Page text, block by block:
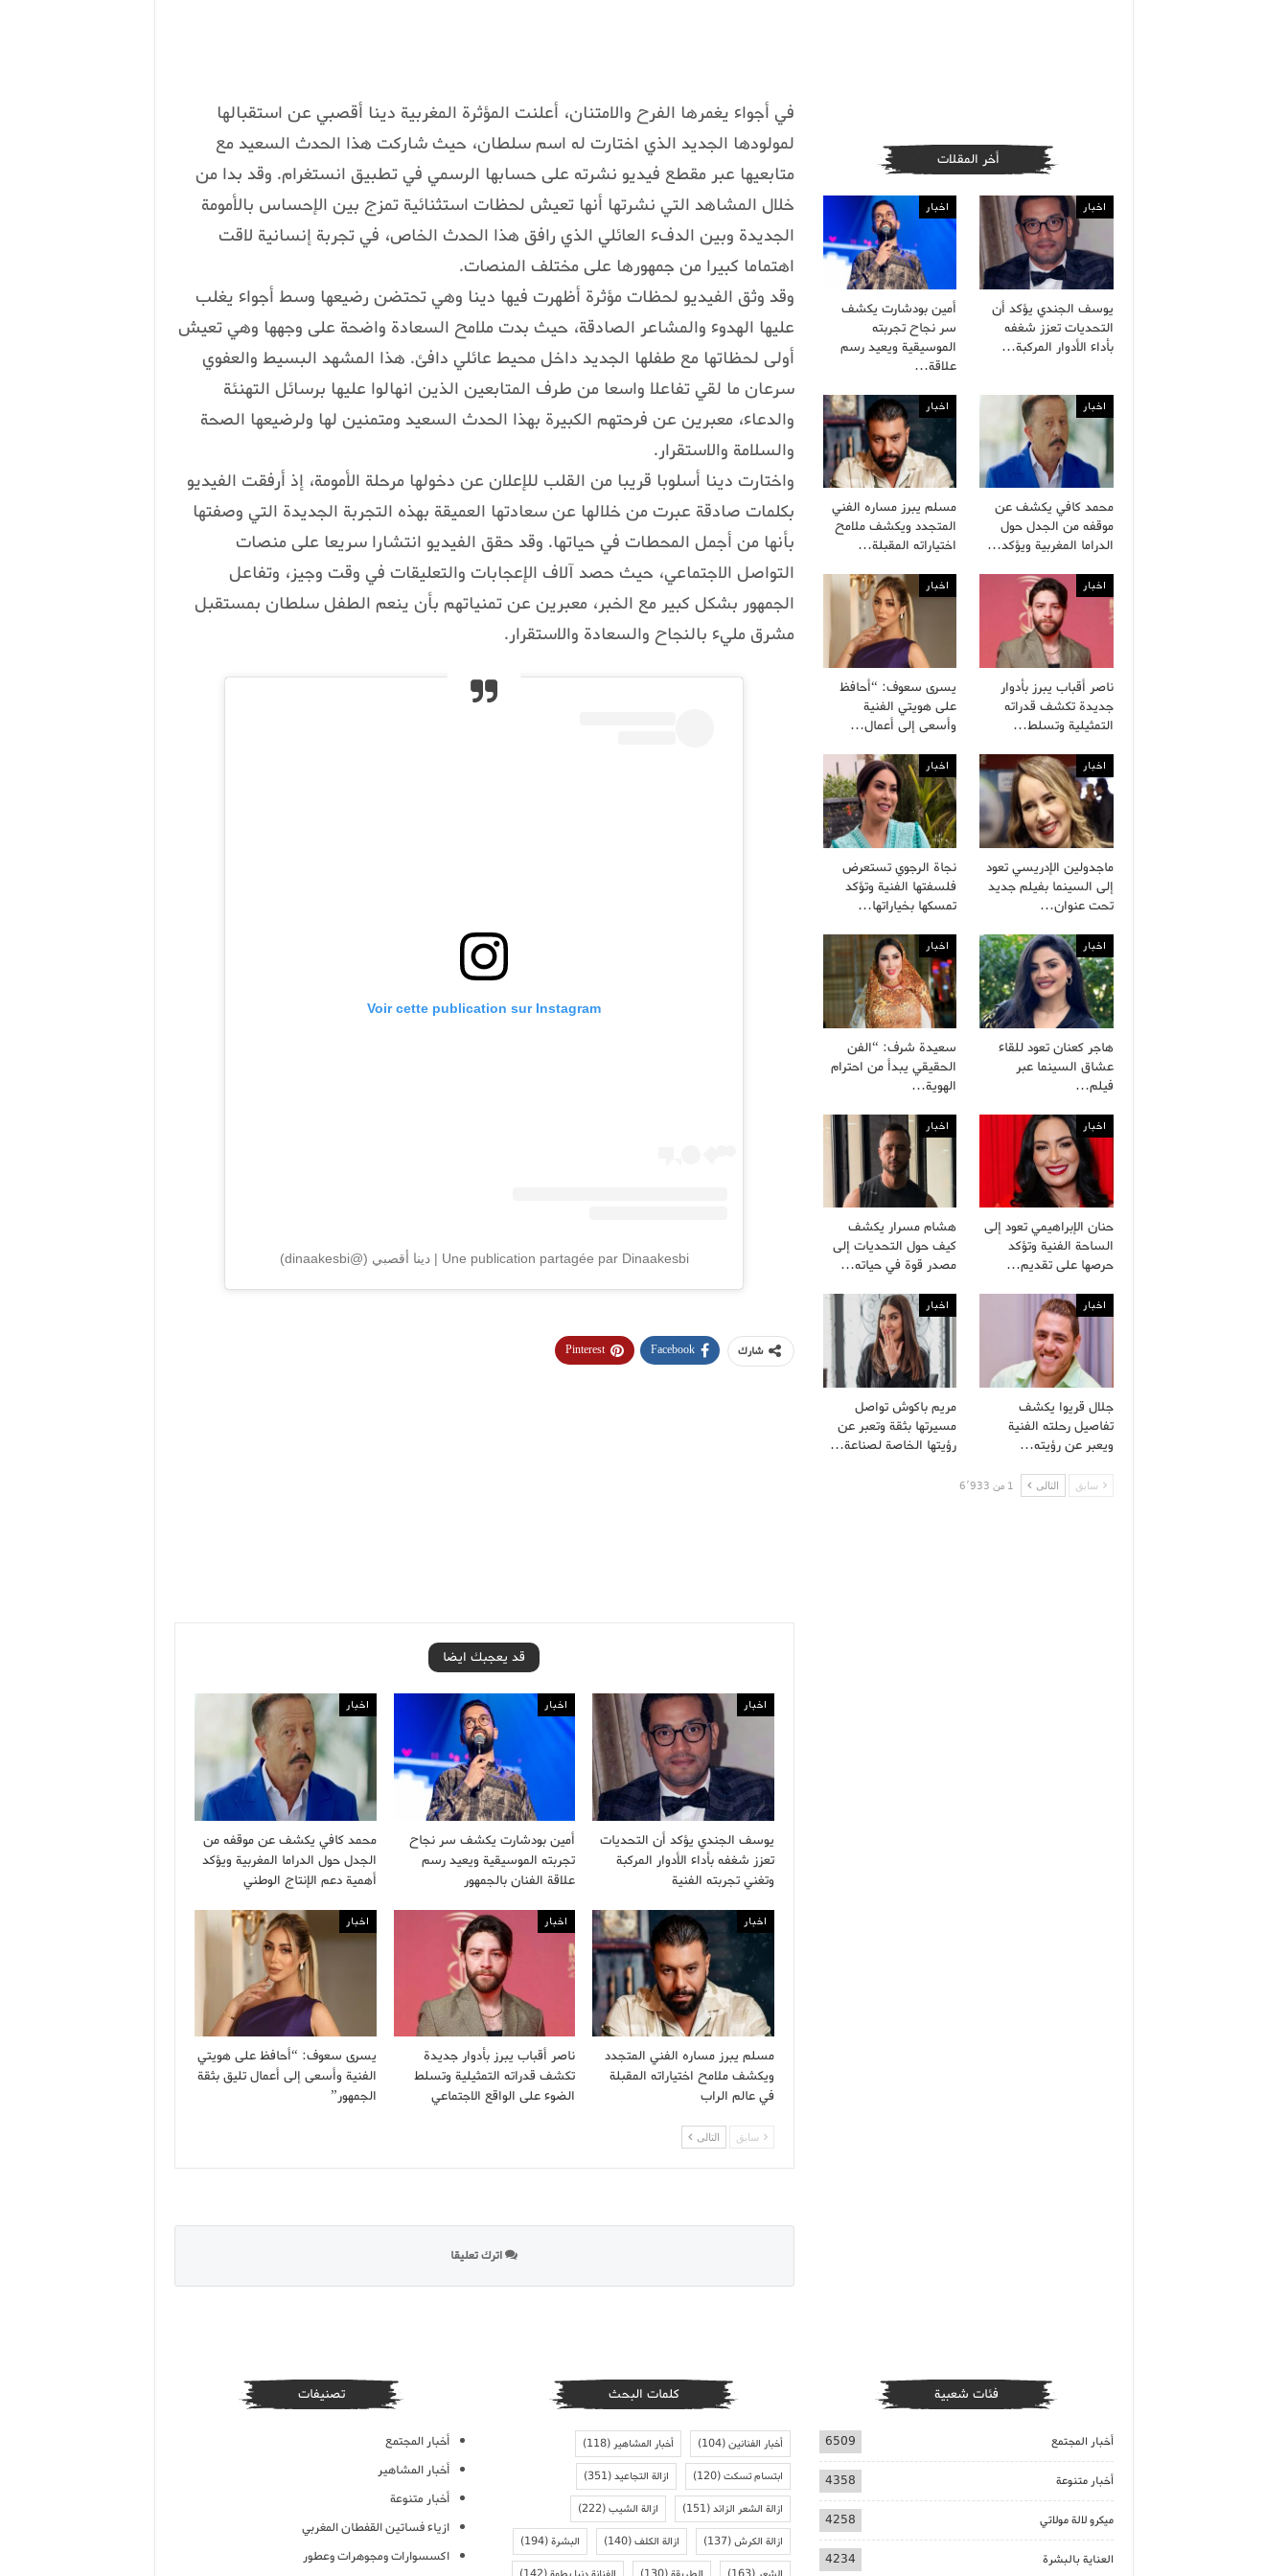
في أجواء يغمرها الفرح والامتنان، أعلنت المؤثرة المغربية دينا أقصبي عن استقبالها
لمولودها الجديد الذي اختارت له اسم سلطان، حيث شاركت هذا الحدث السعيد مع
متابعيها عبر مقطع فيديو نشرته على حسابها الرسمي في تطبيق انستغرام. وقد بدا من
خلال المشاهد التي نشرتها أنها تعيش لحظات استثنائية تمزج بين الإحساس بالأمومة
الجديدة وبين الدفء العائلي الذي رافق هذا الحدث الخاص، في تجربة إنسانية لاقت
اهتماما كبيرا من جمهورها على مختلف المنصات.
وقد وثق الفيديو لحظات مؤثرة أظهرت فيها دينا وهي تحتضن رضيعها وسط أجواء يغلب
عليها الهدوء والمشاعر الصادقة، حيث بدت ملامح السعادة واضحة على وجهها وهي تعيش
أولى لحظاتها مع طفلها الجديد داخل محيط عائلي دافئ. هذا المشهد البسيط والعفوي
سرعان ما لقي تفاعلا واسعا من طرف المتابعين الذين انهالوا عليها برسائل التهنئة
والدعاء، معبرين عن فرحتهم الكبيرة بهذا الحدث السعيد ومتمنين لها ولرضيعها الصحة
والسلامة والاستقرار.
واختارت دينا أسلوبا قريبا من القلب للإعلان عن دخولها مرحلة الأمومة، إذ أرفقت الفيديو
بكلمات صادقة عبرت من خلالها عن سعادتها العميقة بهذه التجربة الجديدة التي وصفتها
بأنها من أجمل المحطات في حياتها. وقد حقق الفيديو انتشارا سريعا على منصات
التواصل الاجتماعي، حيث حصد آلاف الإعجابات والتعليقات في وقت وجيز، وتفاعل
الجمهور بشكل كبير مع الخبر، معبرين عن تمنياتهم بأن ينعم الطفل سلطان بمستقبل
مشرق مليء بالنجاح والسعادة والاستقرار.
Voir cette publication sur Instagram
Une publication partagée par Dinaakesbi | دينا أقصبي (@dinaakesbi)
شارك Facebook
Pinterest
قد يعجبك ايضا
اخبار
يوسف الجندي يؤكد أن التحديات
تعزز شغفه بأداء الأدوار المركبة
وتغني تجربته الفنية
اخبار
أمين بودشارت يكشف سر نجاح
تجربته الموسيقية ويعيد رسم
علاقة الفنان بالجمهور
اخبار
محمد كافي يكشف عن موقفه من
الجدل حول الدراما المغربية ويؤكد
أهمية دعم الإنتاج الوطني
اخبار
مسلم يبرز مساره الفني المتجدد
ويكشف ملامح اختياراته المقبلة
في عالم الراب
اخبار
ناصر أقباب يبرز بأدوار جديدة
تكشف قدراته التمثيلية وتسلط
الضوء على الواقع الاجتماعي
اخبار
يسرى سعوف: “أحافظ على هويتي
الفنية وأسعى إلى أعمال تليق بثقة
الجمهور”
سابق التالى
اترك تعليقا
أخر المقلات
اخبار
يوسف الجندي يؤكد أن
التحديات تعزز شغفه
بأداء الأدوار المركبة…
اخبار
أمين بودشارت يكشف
سر نجاح تجربته
الموسيقية ويعيد رسم
علاقة…
اخبار
محمد كافي يكشف عن
موقفه من الجدل حول
الدراما المغربية ويؤكد…
اخبار
مسلم يبرز مساره الفني
المتجدد ويكشف ملامح
اختياراته المقبلة…
اخبار
ناصر أقباب يبرز بأدوار
جديدة تكشف قدراته
التمثيلية وتسلط…
اخبار
يسرى سعوف: “أحافظ
على هويتي الفنية
وأسعى إلى أعمال…
اخبار
ماجدولين الإدريسي تعود
إلى السينما بفيلم جديد
تحت عنوان…
اخبار
نجاة الرجوي تستعرض
فلسفتها الفنية وتؤكد
تمسكها بخياراتها…
اخبار
هاجر كعنان تعود للقاء
عشاق السينما عبر
فيلم…
اخبار
سعيدة شرف: “الفن
الحقيقي يبدأ من احترام
الهوية…
اخبار
حنان الإبراهيمي تعود إلى
الساحة الفنية وتؤكد
حرصها على تقديم…
اخبار
هشام مسرار يكشف
كيف حول التحديات إلى
مصدر قوة في حياته…
اخبار
جلال قريوا يكشف
تفاصيل رحلته الفنية
ويعبر عن رؤيته…
اخبار
مريم باكوش تواصل
مسيرتها بثقة وتعبر عن
رؤيتها الخاصة لصناعة…
سابق التالى 1 من 6٬933
فئات شعبية
أخبار المجتمع 6509
أخبار متنوعة 4358
ميكرو لالة مولاتي 4258
العناية بالبشرة 4234
كلمات البحث
أخبار الفنانين(104) أخبار المشاهير(118)
ابتسام تسكت(120) ازالة التجاعيد(351)
ازالة الشعر الزائد(151) ازالة الشيب(222)
ازالة الكرش(137) ازالة الكلف(140) البشرة(194)
تصنيفات
أخبار المجتمع
أخبار المشاهير
أخبار متنوعة
ازياء فساتين القفطان المغربي
اكسسوارات ومجوهرات وعطور